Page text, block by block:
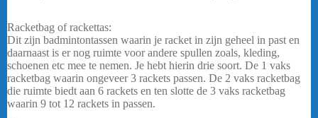
Racketbag of rackettas:
Dit zijn badmintontassen waarin je racket in zijn geheel in past en
daarnaast is er nog ruimte voor andere spullen zoals, kleding,
schoenen etc mee te nemen. Je hebt hierin drie soort. De 1 vaks
racketbag waarin ongeveer 3 rackets passen. De 2 vaks racketbag
die ruimte biedt aan 6 rackets en ten slotte de 3 vaks racketbag
waarin 9 tot 12 rackets in passen.